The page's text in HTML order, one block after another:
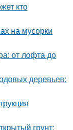
кто
на мусорки
от лофта до
деревьев:
грунт: